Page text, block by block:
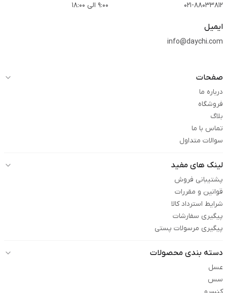
021-88033812 9:00 الی 18:00
ایمیل
info@daychi.com
صفحات
درباره ما
فروشگاه
بلاگ
تماس با ما
سوالات متداول
لینک های مفید
پشتیبانی فروش
قوانین و مقررات
شرایط استرداد کالا
پیگیری سفارشات
پیگیری مرسولات پستی
دسته بندی محصولات
عسل
سس